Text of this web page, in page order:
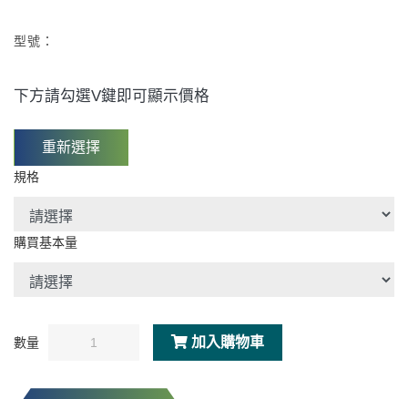
型號：
下方請勾選V鍵即可顯示價格
重新選擇
規格
購買基本量
數量 加入購物車